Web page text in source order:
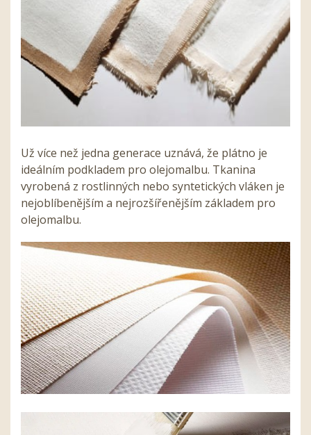
Už více než jedna generace uznává, že plátno je
ideálním podkladem pro olejomalbu. Tkanina
vyrobená z rostlinných nebo syntetických vláken je
nejoblíbenějším a nejrozšířenějším základem pro
olejomalbu.